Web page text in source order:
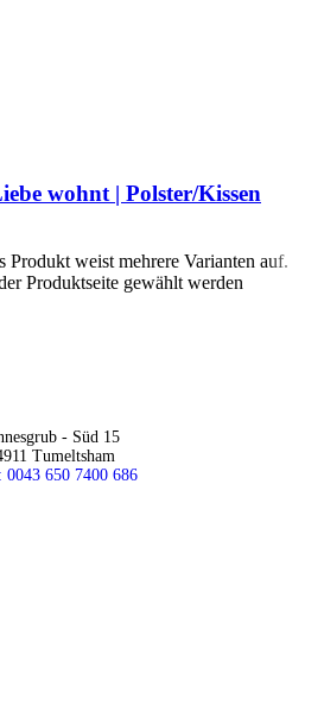
wohnt | Polster/Kissen
Produkt weist mehrere Varianten auf.
Produktseite gewählt werden
- Süd 15
Tumeltsham
0043 650 7400 686